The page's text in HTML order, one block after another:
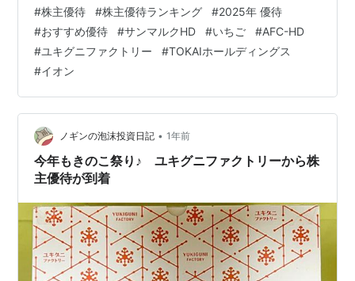
待が廃止となった銘柄もランクインしています。 この記
事を読んでくださっている方々も 様々な銘柄の株主優待
を貰っていることでしょう。それらがランクインしてい
るのか？知らない銘柄がランクインしていたら購入の参
考にしてみてください。最後に もう少しでランクインし
そうだった次点候補の銘…
#株主優待 #株主優待ランキング #2025年 優待
#おすすめ優待 #サンマルクHD #いちご #AFC-HD
#ユキグニファクトリー #TOKAIホールディングス
#イオン
ノギンの泡沫投資日記 • 1年前
今年もきのこ祭り♪ ユキグニファクトリーから株
主優待が到着